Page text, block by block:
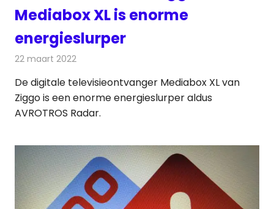
Mediabox XL is enorme
energieslurper
22 maart 2022
De digitale televisieontvanger Mediabox XL van
Ziggo is een enorme energieslurper aldus
AVROTROS Radar.